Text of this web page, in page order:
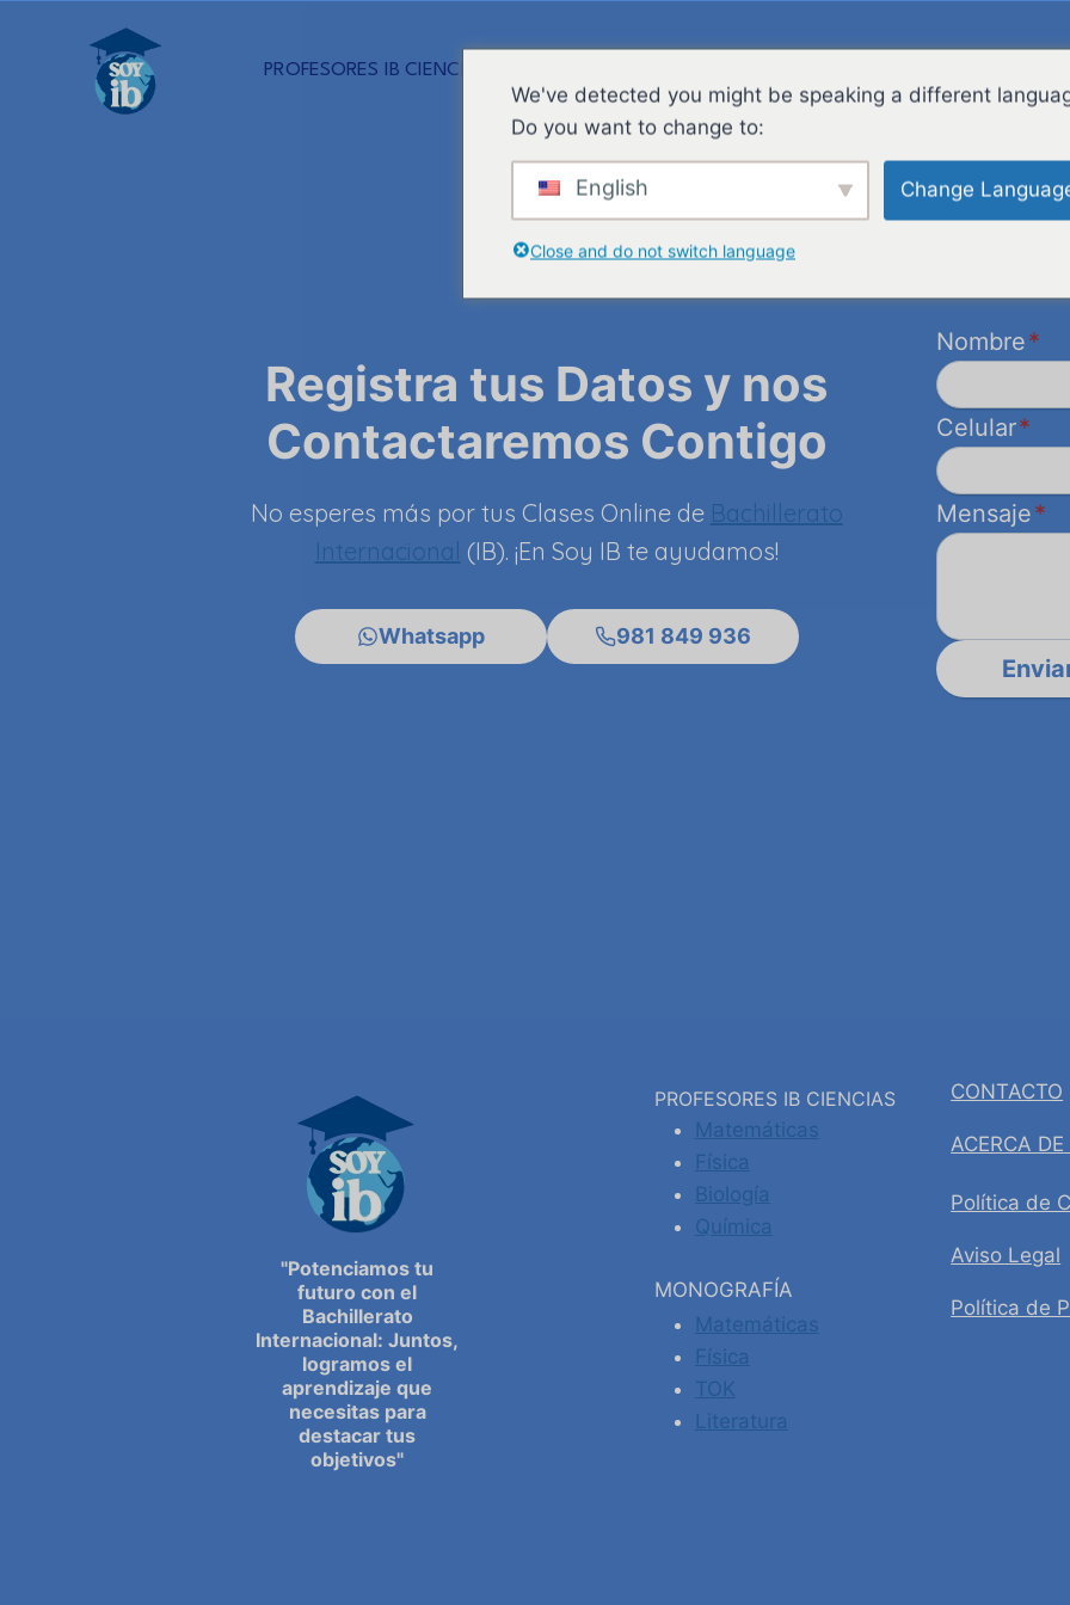
PROFESORES IB CIENCIAS
Registra tus Datos y nos
Contactaremos Contigo
No esperes más por tus Clases Online de Bachillerato
Internacional (IB). ¡En Soy IB te ayudamos!
Whatsapp 981 849 936
Nombre*
Celular*
Mensaje*
"Potenciamos tu
futuro con el
Bachillerato
Internacional: Juntos,
logramos el
aprendizaje que
necesitas para
destacar tus
objetivos"
PROFESORES IB CIENCIAS
Matemáticas
Física
Biología
Química
MONOGRAFÍA
Matemáticas
Física
TOK
Literatura
CONTACTO
ACERCA
Política de
Aviso Legal
Política de
We've detected you might be speaking a different
Do you want to change to:
English Change
Close and do not switch language